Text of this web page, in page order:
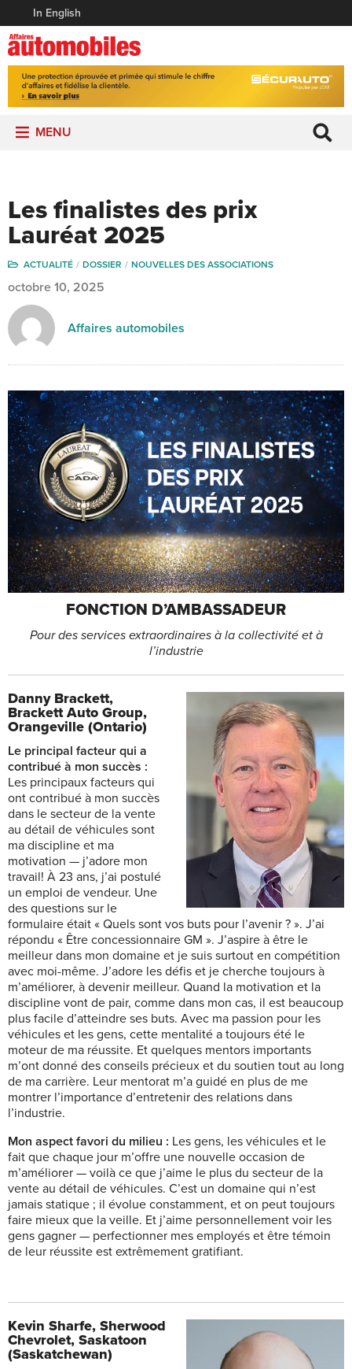
In English
MENU
Les finalistes des prix
Lauréat 2025
ACTUALITÉ DOSSIER NOUVELLES DES ASSOCIATIONS
octobre 10, 2025
Affaires automobiles
FONCTION D’AMBASSADEUR
Pour des services extraordinaires à la collectivité et à
l’industrie
Danny Brackett,
Brackett Auto Group,
Orangeville (Ontario)
Le principal facteur qui a
contribué à mon succès :
Les principaux facteurs qui
ont contribué à mon succès
dans le secteur de la vente
au détail de véhicules sont
ma discipline et ma
motivation — j’adore mon
travail! À 23 ans, j’ai postulé
un emploi de vendeur. Une
des questions sur le
formulaire était « Quels sont vos buts pour l’avenir ? ». J’ai
répondu « Être concessionnaire GM ». J’aspire à être le
meilleur dans mon domaine et je suis surtout en compétition
avec moi-même. J’adore les défis et je cherche toujours à
m’améliorer, à devenir meilleur. Quand la motivation et la
discipline vont de pair, comme dans mon cas, il est beaucoup
plus facile d’atteindre ses buts. Avec ma passion pour les
véhicules et les gens, cette mentalité a toujours été le
moteur de ma réussite. Et quelques mentors importants
m’ont donné des conseils précieux et du soutien tout au long
de ma carrière. Leur mentorat m’a guidé en plus de me
montrer l’importance d’entretenir des relations dans
l’industrie.
Mon aspect favori du milieu : Les gens, les véhicules et le
fait que chaque jour m’offre une nouvelle occasion de
m’améliorer — voilà ce que j’aime le plus du secteur de la
vente au détail de véhicules. C’est un domaine qui n’est
jamais statique ; il évolue constamment, et on peut toujours
faire mieux que la veille. Et j’aime personnellement voir les
gens gagner — perfectionner mes employés et être témoin
de leur réussite est extrêmement gratifiant.
Kevin Sharfe, Sherwood
Chevrolet, Saskatoon
(Saskatchewan)